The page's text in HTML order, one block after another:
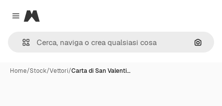
Close menu
Magnific
Cerca
Home/Stock/Vettori/Carta di San Valenti…